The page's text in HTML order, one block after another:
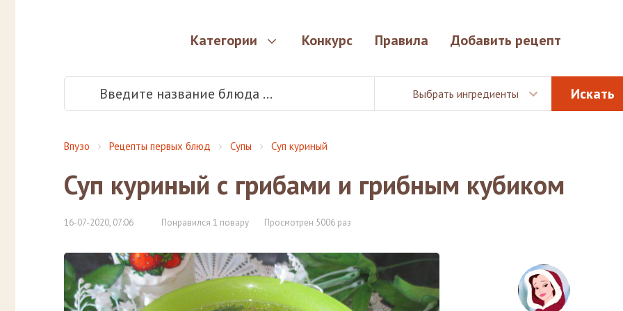
Категории Конкурс Правила Добавить рецепт
Выбрать ингредиенты
Впузо Рецепты первых блюд Супы Суп куриный
Суп куриный с грибами и грибным кубиком
16-07-2020, 07:06 Понравился 1 повару Просмотрен 5006 раз